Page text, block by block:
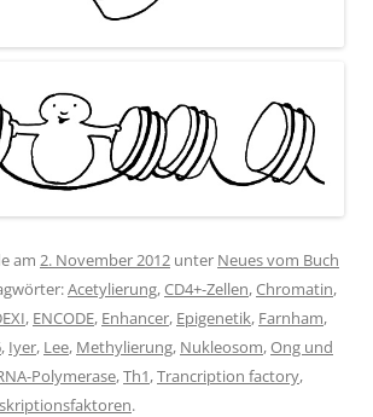
am 2. November 2012 unter Neues vom Buch
Acetylierung,CD4+-Zellen,Chromatin,
, ENCODE, Enhancer, Epigenetik, Farnham,
, Iyer, Lee, Methylierung, Nukleosom,Ong und
Polymerase,Th1,Trancription factory,
.